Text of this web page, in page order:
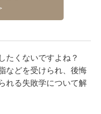
たくないですよね？
などを受けられ、後悔
れる失敗学について解